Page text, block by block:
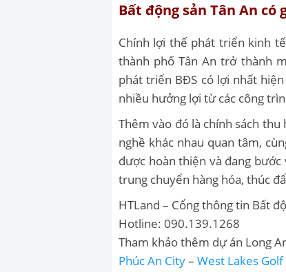
Bất động sản Tân An có
Chính lợi thế phát triển kinh
thành phố Tân An trở thành
phát triển BĐS có lợi nhất
nhiều hưởng lợi từ các công
Thêm vào đó là chính sách
nghề khác nhau quan tâm,
được hoàn thiện và đang
trung chuyển hàng hóa, thúc
HTLand – Cổng thông tin Bất
Hotline: 090.139.1268
Tham khảo thêm dự án Long
Phúc An City– West Lakes Golf